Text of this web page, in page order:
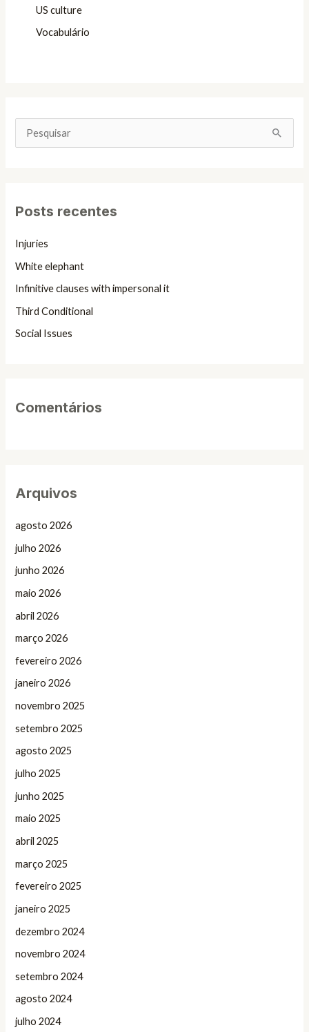
US culture
Vocabulário
u
p
o
Posts recentes
Injuries
White elephant
Infinitive clauses with impersonal it
Third Conditional
Social Issues
Comentários
Arquivos
agosto 2026
julho 2026
junho 2026
maio 2026
abril 2026
março 2026
fevereiro 2026
janeiro 2026
novembro 2025
setembro 2025
agosto 2025
julho 2025
junho 2025
maio 2025
abril 2025
março 2025
fevereiro 2025
janeiro 2025
dezembro 2024
novembro 2024
setembro 2024
agosto 2024
julho 2024